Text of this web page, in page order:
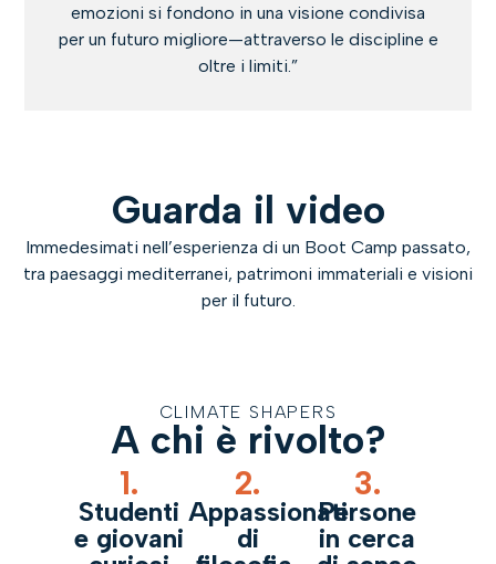
emozioni si fondono in una visione condivisa
per un futuro migliore—attraverso le discipline e
oltre i limiti.”
Guarda il video
Immedesimati nell’esperienza di un Boot Camp passato,
tra paesaggi mediterranei, patrimoni immateriali e visioni
per il futuro.
CLIMATE SHAPERS
A chi è rivolto?
1.
Studenti
e giovani
2.
Appassionati
di
3.
Persone
in cerca